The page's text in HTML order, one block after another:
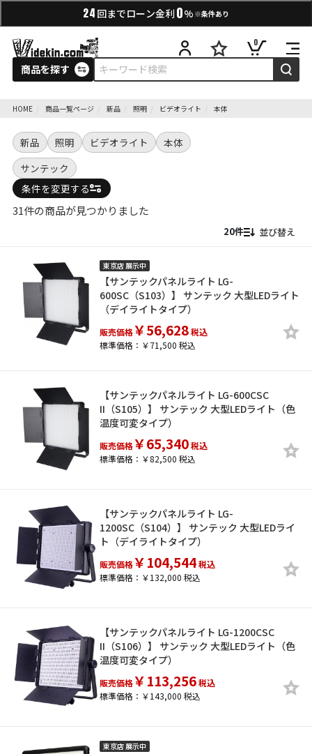
24 回までローン金利 0% ※条件あり
商品を探す
0
HOME 商品一覧ページ 新品 照明 ビデオライト 本体
新品 照明 ビデオライト
本体
サンテック
条件を変更する
31件の商品が見つかりました
並び替え
東京店 展示中
【サンテックパネルライト LG-
600SC（S103）】 サンテック 大型LEDライト
（デイライトタイプ）
販売価格￥56,628税込
標準価格：￥71,500 税込
【サンテックパネルライト LG-600CSC
II（S105）】 サンテック 大型LEDライト（色
温度可変タイプ）
販売価格￥65,340税込
標準価格：￥82,500 税込
【サンテックパネルライト LG-
1200SC（S104）】 サンテック 大型LEDライ
ト（デイライトタイプ）
販売価格￥104,544税込
標準価格：￥132,000 税込
【サンテックパネルライト LG-1200CSC
II（S106）】 サンテック 大型LEDライト（色
温度可変タイプ）
販売価格￥113,256税込
標準価格：￥143,000 税込
東京店 展示中